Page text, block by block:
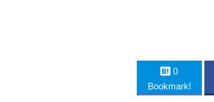
0
Bookmark!